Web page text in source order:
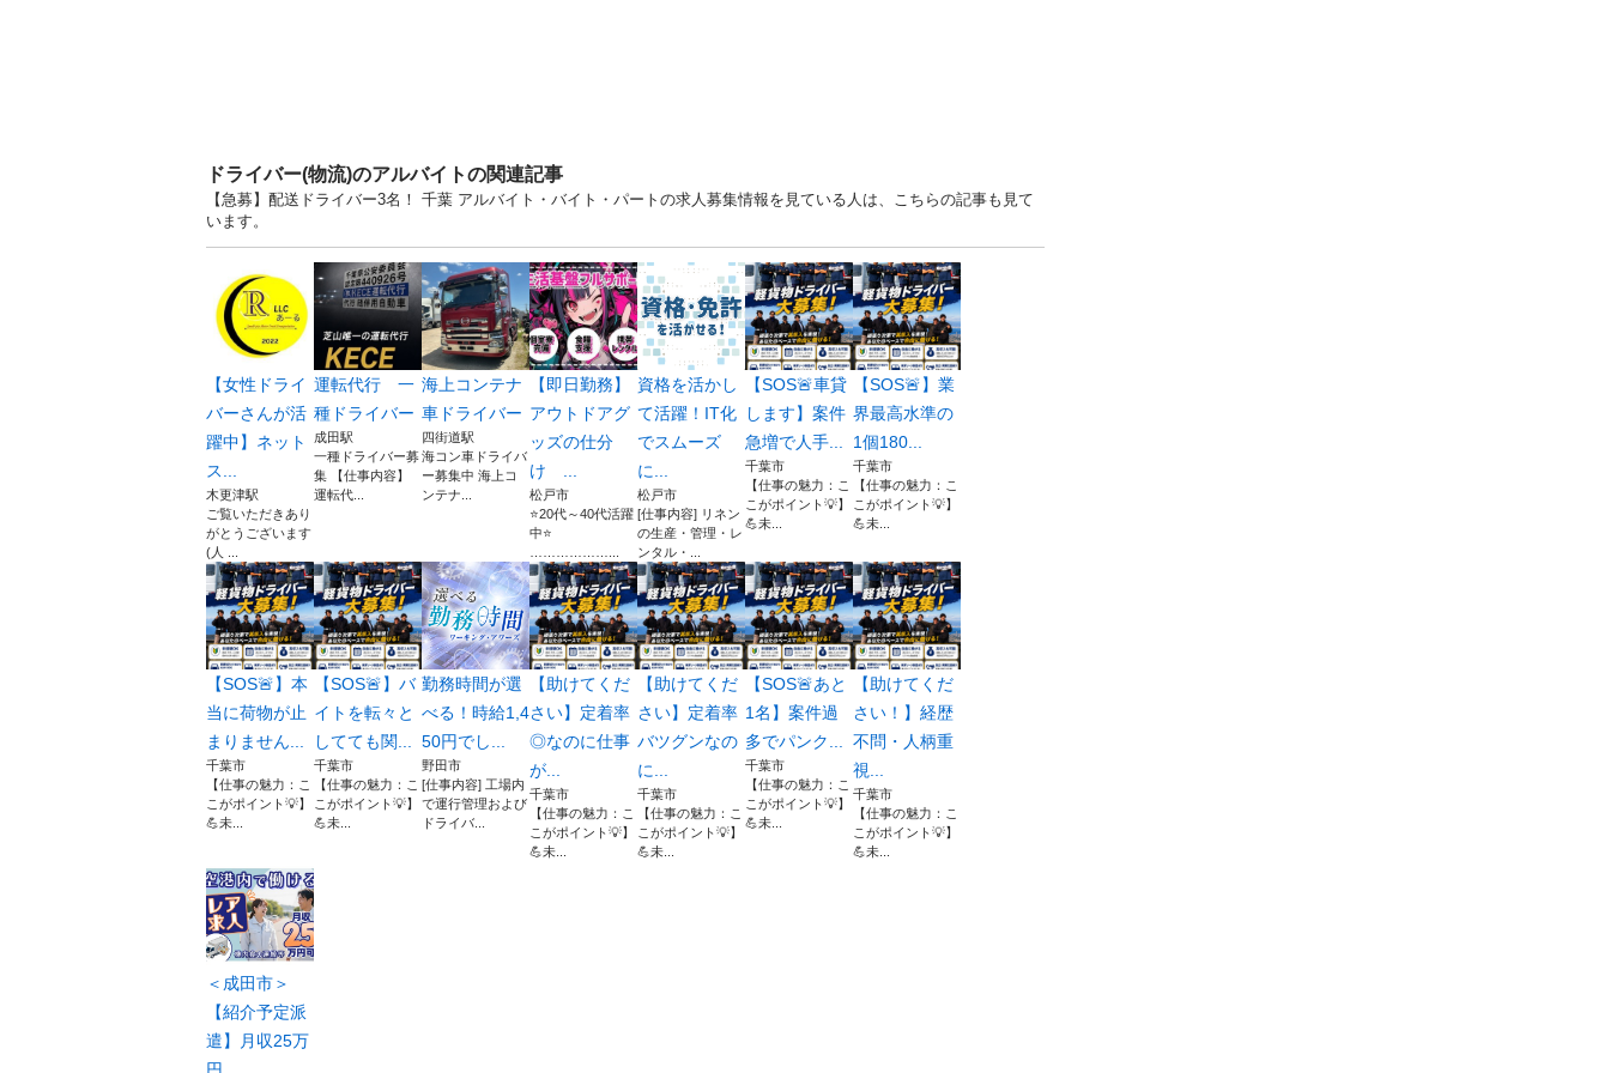
ドライバー(物流)のアルバイトの関連記事
【急募】配送ドライバー3名！ 千葉 アルバイト・バイト・パートの求人募集情報を見ている人は、こちらの記事も見て
います。
【女性ドライ
バーさんが活
躍中】ネット
ス...
木更津駅
ご覧いただきあり
がとうございます
(⁠人⁠ ⁠...
運転代行 一
種ドライバー
成田駅
一種ドライバー募
集 【仕事内容】
運転代...
海上コンテナ
車ドライバー
四街道駅
海コン車ドライバ
ー募集中 海上コ
ンテナ...
【即日勤務】
アウトドアグ
ッズの仕分
け ...
松戸市
⭐20代～40代活躍
中⭐
資格を活かし
て活躍！IT化
でスムーズ
に...
松戸市
[仕事内容] リネン
の生産・管理・レ
ンタル・...
【SOS🚨車貸
します】案件
急増で人手...
千葉市
【仕事の魅力：こ
こがポイント💡】
💪未...
【SOS🚨】業
界最高水準の
1個180...
千葉市
【仕事の魅力：こ
こがポイント💡】
💪未...
【SOS🚨】本
当に荷物が止
まりません...
千葉市
【仕事の魅力：こ
こがポイント💡】
💪未...
【SOS🚨】バ
イトを転々と
してても関...
千葉市
【仕事の魅力：こ
こがポイント💡】
💪未...
勤務時間が選
べる！時給1,4
50円でし...
野田市
[仕事内容] 工場内
で運行管理および
ドライバ...
【助けてくだ
さい】定着率
◎なのに仕事
が...
千葉市
【仕事の魅力：こ
こがポイント💡】
💪未...
【助けてくだ
さい】定着率
バツグンなの
に...
千葉市
【仕事の魅力：こ
こがポイント💡】
💪未...
【SOS🚨あと
1名】案件過
多でパンク...
千葉市
【仕事の魅力：こ
こがポイント💡】
💪未...
【助けてくだ
さい！】経歴
不問・人柄重
視...
千葉市
【仕事の魅力：こ
こがポイント💡】
💪未...
＜成田市＞
【紹介予定派
遣】月収25万